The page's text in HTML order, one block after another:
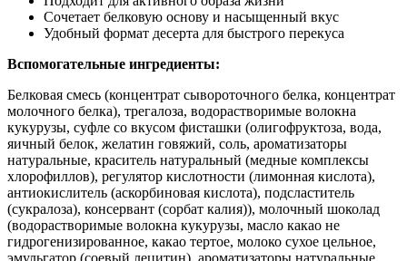
Сочетает белковую основу и насыщенный вкус
Удобный формат десерта для быстрого перекуса
Вспомогательные ингредиенты:
Белковая смесь (концентрат сывороточного белка, концентрат
молочного белка), трегалоза, водорастворимые волокна
кукурузы, суфле со вкусом фисташки (олигофруктоза, вода,
яичный белок, желатин говяжий, соль, ароматизаторы
натуральные, краситель натуральный (медные комплексы
хлорофиллов), регулятор кислотности (лимонная кислота),
антиокислитель (аскорбиновая кислота), подсластитель
(сукралоза), консервант (сорбат калия)), молочный шоколад
(водорастворимые волокна кукурузы, масло какао не
гидрогенизированное, какао тертое, молоко сухое цельное,
эмульгатор (соевый лецитин), ароматизаторы натуральные,